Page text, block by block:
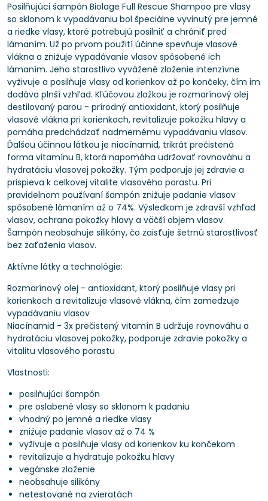
Posilňujúci šampón Biolage Full Rescue Shampoo pre vlasy
so sklonom k vypadávaniu bol špeciálne vyvinutý pre jemné
a riedke vlasy, ktoré potrebujú posilniť a chrániť pred
lámaním. Už po prvom použití účinne spevňuje vlasové
vlákna a znižuje vypadávanie vlasov spôsobené ich
lámaním. Jeho starostlivo vyvážené zloženie intenzívne
vyživuje a posilňuje vlasy od korienkov až po končeky, čím im
dodáva plnší vzhľad. Kľúčovou zložkou je rozmarínový olej
destilovaný parou - prírodný antioxidant, ktorý posilňuje
vlasové vlákna pri korienkoch, revitalizuje pokožku hlavy a
pomáha predchádzať nadmernému vypadávaniu vlasov.
Ďalšou účinnou látkou je niacínamid, trikrát prečistená
forma vitamínu B, ktorá napomáha udržovať rovnováhu a
hydratáciu vlasovej pokožky. Tým podporuje jej zdravie a
prispieva k celkovej vitalite vlasového porastu. Pri
pravidelnom používaní šampón znižuje padanie vlasov
spôsobené lámaním až o 74%. Výsledkom je zdravší vzhľad
vlasov, ochrana pokožky hlavy a väčší objem vlasov.
Šampón neobsahuje silikóny, čo zaisťuje šetrnú starostlivosť
bez zaťaženia vlasov.
Aktívne látky a technológie:
Rozmarínový olej - antioxidant, ktorý posilňuje vlasy pri
korienkoch a revitalizuje vlasové vlákna, čím zamedzuje
vypadávaniu vlasov
Niacínamid - 3x prečistený vitamín B udržuje rovnováhu a
hydratáciu vlasovej pokožky, podporuje zdravie pokožky a
vitalitu vlasového porastu
Vlastnosti:
posilňujúci šampón
pre oslabené vlasy so sklonom k ​​padaniu
vhodný po jemné a riedke vlasy
znižuje padanie vlasov až o 74 %
vyživuje a posilňuje vlasy od korienkov ku končekom
revitalizuje a hydratuje pokožku hlavy
vegánske zloženie
neobsahuje silikóny
netestované na zvieratách